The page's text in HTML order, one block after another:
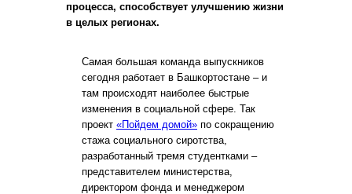
процесса, способствует улучшению жизни
в целых регионах.
Самая большая команда выпускников
сегодня работает в Башкортостане – и
там происходят наиболее быстрые
изменения в социальной сфере. Так
проект «Пойдем домой» по сокращению
стажа социального сиротства,
разработанный тремя студентками –
представителем министерства,
директором фонда и менеджером